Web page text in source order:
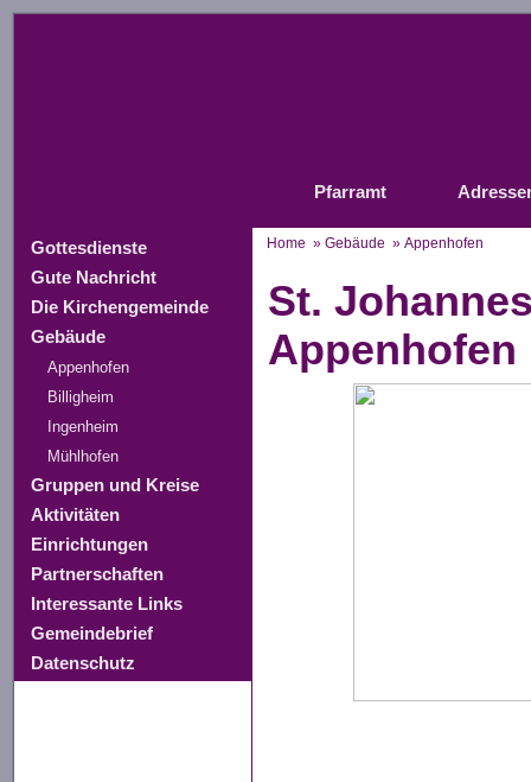
Pfarramt
Home » Gebäude » Appenhofen
Gottesdienste
Gute Nachricht
Die Kirchengemeinde
Gebäude
Appenhofen
Billigheim
Ingenheim
Mühlhofen
Gruppen und Kreise
Aktivitäten
Einrichtungen
Partnerschaften
Interessante Links
Gemeindebrief
Datenschutz
St.
Appenhofen